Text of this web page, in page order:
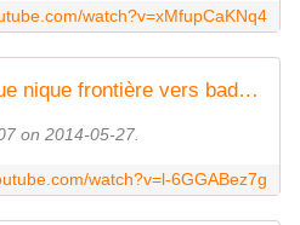
watch?v=xMfupCaKNq4
Goldwing - ballade pique nique frontière vers bad bergzabern retour 2
on 2014-05-27.
watch?v=l-6GGABez7g